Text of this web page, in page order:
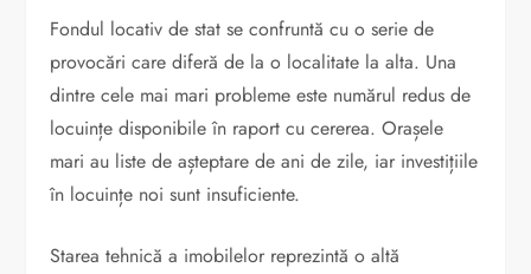
Fondul locativ de stat se confruntă cu o serie de
provocări care diferă de la o localitate la alta. Una
dintre cele mai mari probleme este numărul redus de
locuințe disponibile în raport cu cererea. Orașele
mari au liste de așteptare de ani de zile, iar investițiile
în locuințe noi sunt insuficiente.
Starea tehnică a imobilelor reprezintă o altă